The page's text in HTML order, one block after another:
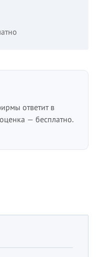
ответит в
— бесплатно.